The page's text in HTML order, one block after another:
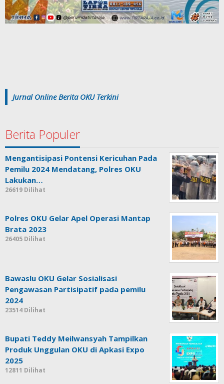
Jurnal Online Berita OKU Terkini
Berita Populer
Mengantisipasi Pontensi Kericuhan Pada
Pemilu 2024 Mendatang, Polres OKU
Lakukan…
26619 Dilihat
Polres OKU Gelar Apel Operasi Mantap
Brata 2023
26405 Dilihat
Bawaslu OKU Gelar Sosialisasi
Pengawasan Partisipatif pada pemilu
2024
23514 Dilihat
Bupati Teddy Meilwansyah Tampilkan
Produk Unggulan OKU di Apkasi Expo
2025
12811 Dilihat